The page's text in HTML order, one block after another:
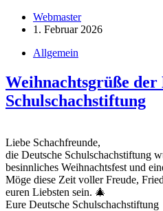
Webmaster
1. Februar 2026
Allgemein
Weihnachtsgrüße der
Schulschachstiftung
Liebe Schachfreunde,
die Deutsche Schulschachstiftung
besinnliches Weihnachtsfest und
Möge diese Zeit voller Freude,
euren Liebsten sein. 🎄
Eure Deutsche Schulschachstiftung